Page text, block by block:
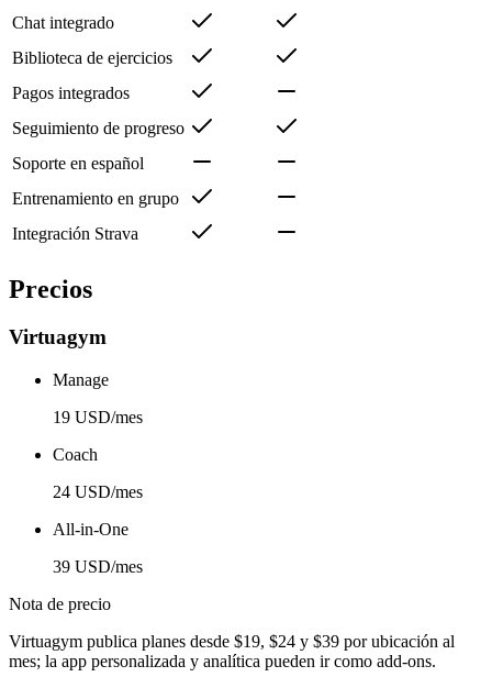
Chat integrado
Biblioteca de ejercicios
Pagos integrados
Seguimiento de progreso
Soporte en español
Entrenamiento en grupo
Integración Strava
Precios
Virtuagym
Manage
19 USD/mes
Coach
24 USD/mes
All-in-One
39 USD/mes
Nota de precio
Virtuagym publica planes desde $19, $24 y $39 por ubicación al
mes; la app personalizada y analítica pueden ir como add-ons.